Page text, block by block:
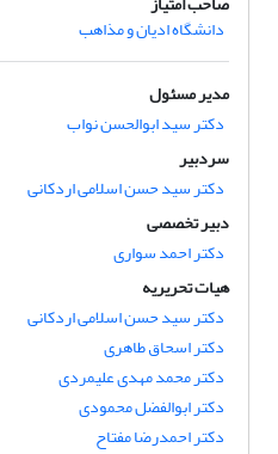
دانشگاه ادیان و مذاهب
مدیر مسئول
دکتر سید ابوالحسن نواب
سردبیر
دکتر سید حسن اسلامی اردکانی
دبیر تخصصی
دکتر احمد سواری
هیات تحریریه
دکتر سید حسن اسلامی اردکانی
دکتر اسحاق طاهری
دکتر محمد مهدی علیمردی
دکتر ابوالفضل محمودی
دکتر احمدرضا مفتاح